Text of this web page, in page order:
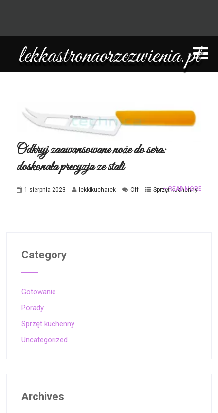
lekkastronaorzezwienia.pl
Odkryj zaawansowane noże do sera:
doskonała precyzja ze stali
1 sierpnia 2023 lekkikucharek Off Sprzęt kuchenny
+ READ MORE
Category
Gotowanie
Porady
Sprzęt kuchenny
Uncategorized
Archives